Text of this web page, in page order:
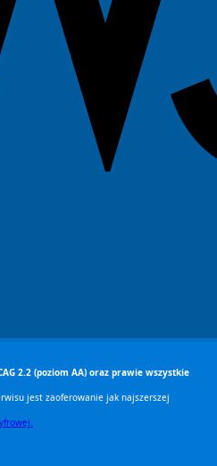
2.2 (poziom AA) oraz prawie wszystkie
jest zaoferowanie jak najszerszej